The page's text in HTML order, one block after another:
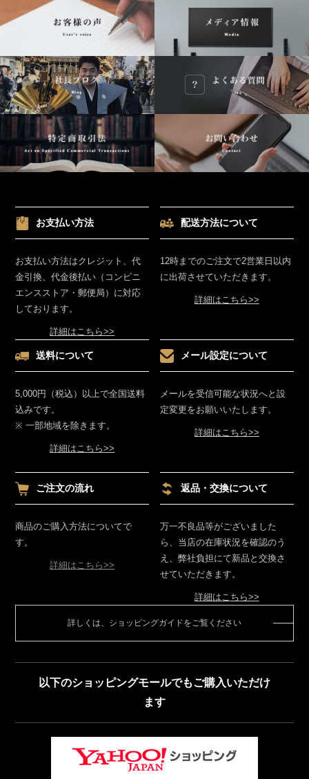
お支払い方法
お支払い方法はクレジット、代
金引換、代金後払い（コンビニ
エンスストア・郵便局）に対応
しております。
詳細はこちら>>
配送方法について
12時までのご注文で2営業日以内
に出荷させていただきます。
詳細はこちら>>
送料について
5,000円（税込）以上で全国送料
込みです。
※ 一部地域を除きます。
詳細はこちら>>
メール設定について
メールを受信可能な状況へと設
定変更をお願いいたします。
詳細はこちら>>
ご注文の流れ
商品のご購入方法についてで
す。
詳細はこちら>>
返品・交換について
万一不良品等がございました
ら、当店の在庫状況を確認のう
え、弊社負担にて新品と交換さ
せていただきます。
詳細はこちら>>
詳しくは、ショッピングガイドをご覧ください
以下のショッピングモールでもご購入いただけ
ます